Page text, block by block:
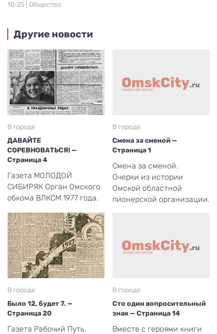
10:25 | Общество
Другие новости
В городе
ДАВАЙТЕ
СОРЕВНОВАТЬСЯ! —
Страница 4
Газета МОЛОДОЙ
СИБИРЯК Орган Омского
обкома ВЛКСМ 1977 года.
В городе
Смена за сменой —
Страница 1
Смена за сменой.
Очерки из истории
Омской областной
пионерской организации.
В городе
Было 12, будет 7. —
Страница 20
Газета Рабочий Путь.
В городе
Сто один вопросительный
знак — Страница 14
Вместе с героями книги